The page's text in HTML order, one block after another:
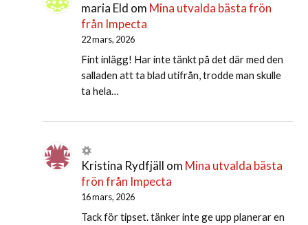
maria Eld om Mina utvalda bästa frön
från Impecta
22 mars, 2026
Fint inlägg! Har inte tänkt på det där med den
salladen att ta blad utifrån, trodde man skulle
ta hela…
Kristina Rydfjäll om Mina utvalda bästa
frön från Impecta
16 mars, 2026
Tack för tipset. tänker inte ge upp planerar en